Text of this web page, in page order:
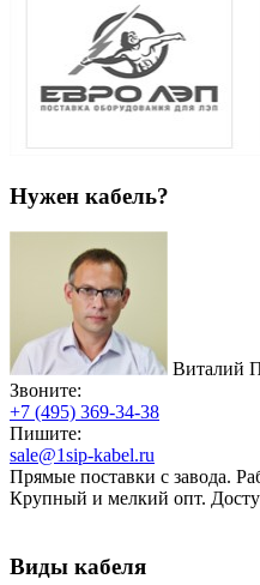
Нужен кабель?
Виталий
Звоните:
+7 (495) 369-34-38
Пишите:
sale@1sip-kabel.ru
Прямые поставки с завода.
Крупный и мелкий опт.
Виды кабеля